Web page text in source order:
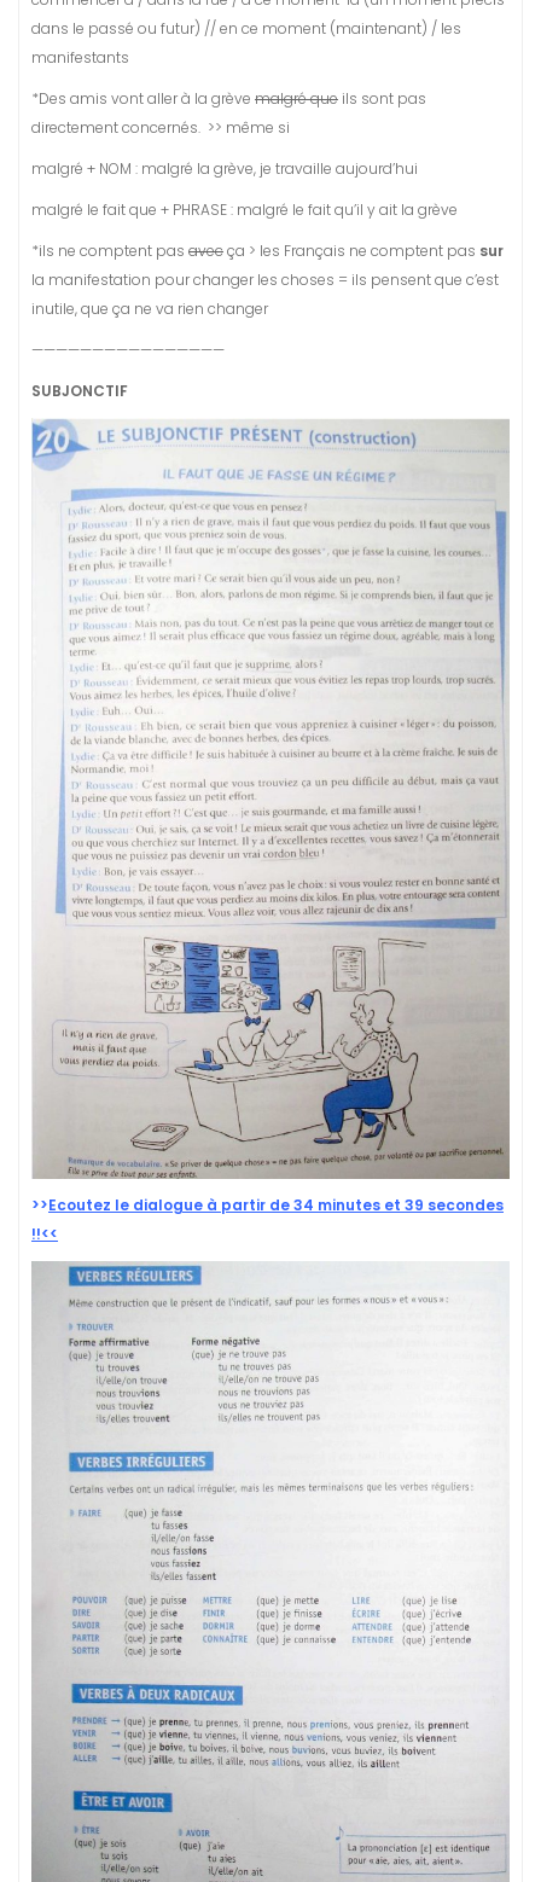
dans le passé ou futur) // en ce moment (maintenant) / les
manifestants
*Des amis vont aller à la grève malgré que ils sont pas
directement concernés. >> même si
malgré + NOM : malgré la grève, je travaille aujourd’hui
malgré le fait que + PHRASE : malgré le fait qu’il y ait la grève
*ils ne comptent pas avecça > les Français ne comptent pas sur
la manifestation pour changer les choses = ils pensent que c’est
inutile, que ça ne va rien changer
————————————————
SUBJONCTIF
>>Ecoutez le dialogue à partir de 34 minutes et 39 secondes
!!<<